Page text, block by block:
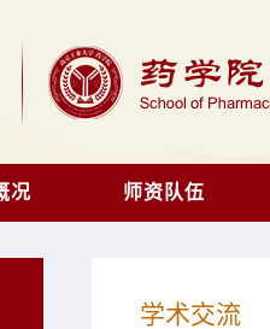
况 师资队伍
学术交流